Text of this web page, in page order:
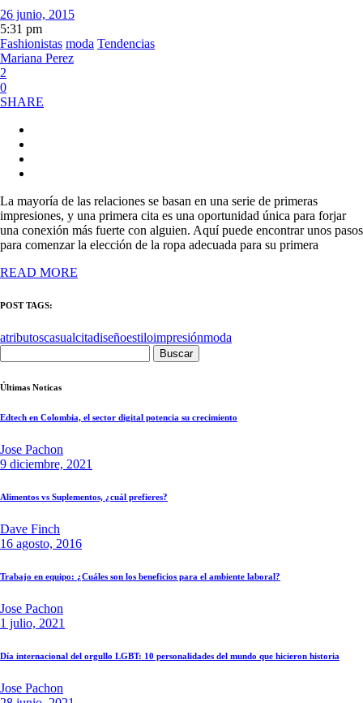
26 junio, 2015
5:31 pm
Fashionistas moda Tendencias
Mariana Perez
2
0
SHARE
La mayoría de las relaciones se basan en una serie de primeras
impresiones, y una primera cita es una oportunidad única para forjar
una conexión más fuerte con alguien. Aquí puede encontrar unos pasos
para comenzar la elección de la ropa adecuada para su primera
READ MORE
POST TAGS:
atributoscasualcitadiseñoestiloimpresiónmoda
Últimas Noticas
Edtech en Colombia, el sector digital potencia su crecimiento
Jose Pachon
9 diciembre, 2021
Alimentos vs Suplementos, ¿cuál prefieres?
Dave Finch
16 agosto, 2016
Trabajo en equipo: ¿Cuáles son los beneficios para el ambiente laboral?
Jose Pachon
1 julio, 2021
Día internacional del orgullo LGBT: 10 personalidades del mundo que hicieron historia
Jose Pachon